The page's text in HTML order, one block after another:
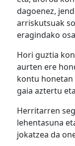
dagoenez,
arriskutsuak
eragindako
Hori guztia
aurten ere
kontu
gaia aztertu
Herritarren
lehentasuna
jokatzea da